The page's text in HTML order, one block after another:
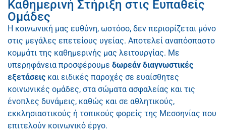
Καθημερινή Στήριξη στις Ευπαθείς
Ομάδες
Η κοινωνική μας ευθύνη, ωστόσο, δεν περιορίζεται μόνο
στις μεγάλες επετείους υγείας. Αποτελεί αναπόσπαστο
κομμάτι της καθημερινής μας λειτουργίας. Με
υπερηφάνεια προσφέρουμε δωρεάν διαγνωστικές
εξετάσεις και ειδικές παροχές σε ευαίσθητες
κοινωνικές ομάδες, στα σώματα ασφαλείας και τις
ένοπλες δυνάμεις, καθώς και σε αθλητικούς,
εκκλησιαστικούς ή τοπικούς φορείς της Μεσσηνίας που
επιτελούν κοινωνικό έργο.